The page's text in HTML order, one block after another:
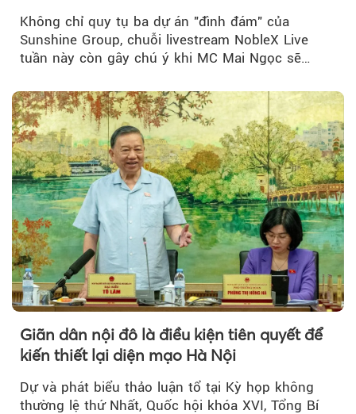
Không chỉ quy tụ ba dự án "đình đám" của
Sunshine Group, chuỗi livestream NobleX Live
tuần này còn gây chú ý khi MC Mai Ngọc sẽ
Giãn dân nội đô là điều kiện tiên quyết để
kiến thiết lại diện mạo Hà Nội
Dự và phát biểu thảo luận tổ tại Kỳ họp không
thường lệ thứ Nhất, Quốc hội khóa XVI, Tổng Bí